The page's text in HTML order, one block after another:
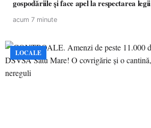
gospodăriile și face apel la respectarea legii
acum 7 minute
LOCALE